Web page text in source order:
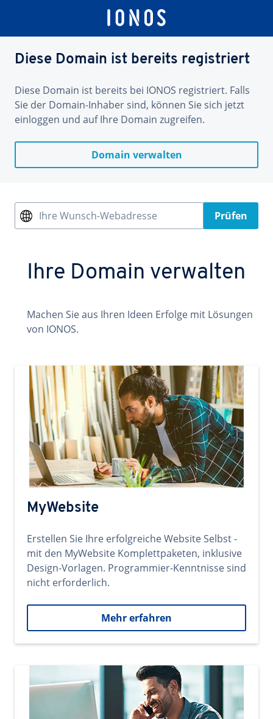
Diese Domain ist bereits registriert
Diese Domain ist bereits bei IONOS registriert. Falls
Sie der Domain-Inhaber sind, können Sie sich jetzt
einloggen und auf Ihre Domain zugreifen.
Domain verwalten
Ihre Wunsch-Webadresse Prüfen
Ihre Domain verwalten
Machen Sie aus Ihren Ideen Erfolge mit Lösungen
von IONOS.
MyWebsite
Erstellen Sie Ihre erfolgreiche Website Selbst -
mit den MyWebsite Komplettpaketen, inklusive
Design-Vorlagen. Programmier-Kenntnisse sind
nicht erforderlich.
Mehr erfahren